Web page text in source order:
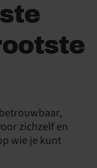
zichzelf en
wie je kunt